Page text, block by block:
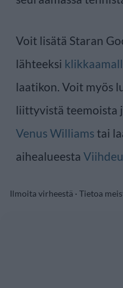
Voit lisätä Staran
lähteeksi
laatikon. Voit myös
liittyvistä teemoista
Venus Williams tai
aihealueesta
Ilmoita virheestä · Tietoa